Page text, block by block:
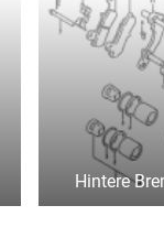
Hintere